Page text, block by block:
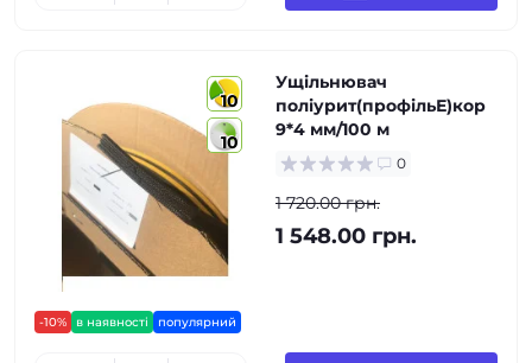
10
10
-10% в наявності популярний
Ущільнювач
поліурит(профільЕ)кор
9*4 мм/100 м
0
1 720.00 грн.
1 548.00 грн.